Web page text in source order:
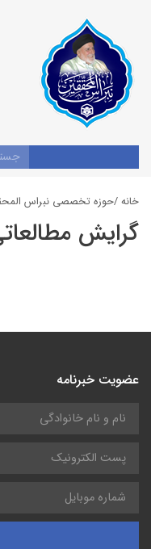
خانه /حوزه تخصصی نبراس
گرايش
عضویت خبرنامه